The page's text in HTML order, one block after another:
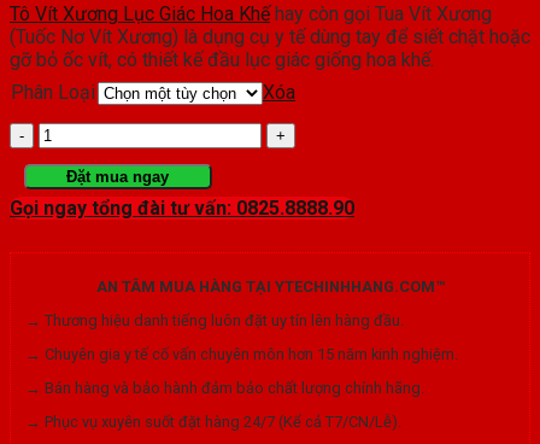
Tô Vít Xương Lục Giác Hoa Khếhay còn gọi Tua Vít Xương
(Tuốc Nơ Vít Xương) là dụng cụ y tế dùng tay để siết chặt hoặc
gỡ bỏ ốc vít, có thiết kế đầu lục giác giống hoa khế.
Phân Loại
Xóa
Tô
Vít
Xương
Lục
Khế
số
Đặt mua ngay
Gọi ngay tổng đài tư vấn: 0825.8888.90
AN TÂM MUA HÀNG TẠI YTECHINHHANG.COM™
→ Thương hiệu danh tiếng luôn đặt uy tín lên hàng đầu.
→ Chuyên gia y tế cố vấn chuyên môn hơn 15 năm kinh nghiệm.
→ Bán hàng và bảo hành đảm bảo chất lượng chính hãng.
→ Phục vụ xuyên suốt đặt hàng 24/7 (Kể cả T7/CN/Lễ).